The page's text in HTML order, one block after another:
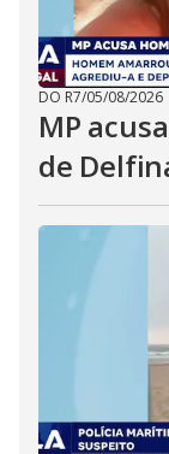
DO R7/05/08/2026
MP
de